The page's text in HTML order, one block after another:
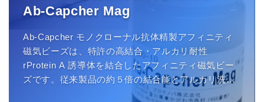
Ab-Capcher Mag
Ab-Capcher モノクローナル抗体精製アフィニティ
磁気ビーズは、特許の高結合・アルカリ耐性
rProtein A 誘導体を結合したアフィニティ磁気ビー
ズです。従来製品の約５倍の結合能とアルカリ洗浄
による再使用ができるため、従来のアフィニティ磁